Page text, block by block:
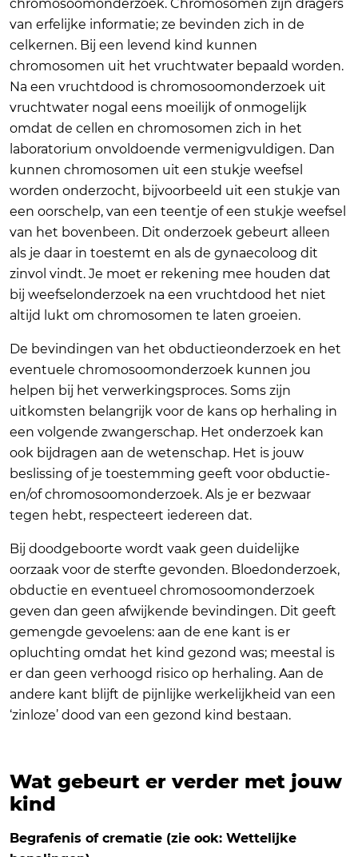
chromosoomonderzoek. Chromosomen zijn dragers
van erfelijke informatie; ze bevinden zich in de
celkernen. Bij een levend kind kunnen
chromosomen uit het vruchtwater bepaald worden.
Na een vruchtdood is chromosoomonderzoek uit
vruchtwater nogal eens moeilijk of onmogelijk
omdat de cellen en chromosomen zich in het
laboratorium onvoldoende vermenigvuldigen. Dan
kunnen chromosomen uit een stukje weefsel
worden onderzocht, bijvoorbeeld uit een stukje van
een oorschelp, van een teentje of een stukje weefsel
van het bovenbeen. Dit onderzoek gebeurt alleen
als je daar in toestemt en als de gynaecoloog dit
zinvol vindt. Je moet er rekening mee houden dat
bij weefselonderzoek na een vruchtdood het niet
altijd lukt om chromosomen te laten groeien.
De bevindingen van het obductieonderzoek en het
eventuele chromosoomonderzoek kunnen jou
helpen bij het verwerkingsproces. Soms zijn
uitkomsten belangrijk voor de kans op herhaling in
een volgende zwangerschap. Het onderzoek kan
ook bijdragen aan de wetenschap. Het is jouw
beslissing of je toestemming geeft voor obductie-
en/of chromosoomonderzoek. Als je er bezwaar
tegen hebt, respecteert iedereen dat.
Bij doodgeboorte wordt vaak geen duidelijke
oorzaak voor de sterfte gevonden. Bloedonderzoek,
obductie en eventueel chromosoomonderzoek
geven dan geen afwijkende bevindingen. Dit geeft
gemengde gevoelens: aan de ene kant is er
opluchting omdat het kind gezond was; meestal is
er dan geen verhoogd risico op herhaling. Aan de
andere kant blijft de pijnlijke werkelijkheid van een
‘zinloze’ dood van een gezond kind bestaan.
Wat gebeurt er verder met jouw
kind
Begrafenis of crematie (zie ook: Wettelijke